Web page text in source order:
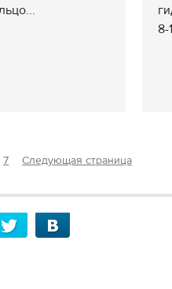
8-
7 Следующая страница